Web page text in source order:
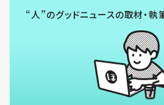
“人”のグッドニュースの取材・執